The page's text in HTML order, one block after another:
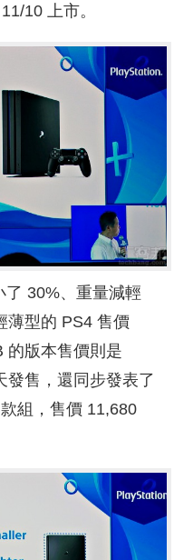
10 上市。
了 30%、重量減輕
薄型的 PS4 售價
的版本售價則是
發售，還同步發表了
組，售價 11,680